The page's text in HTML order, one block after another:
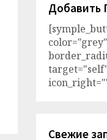
Добавить
Свежие